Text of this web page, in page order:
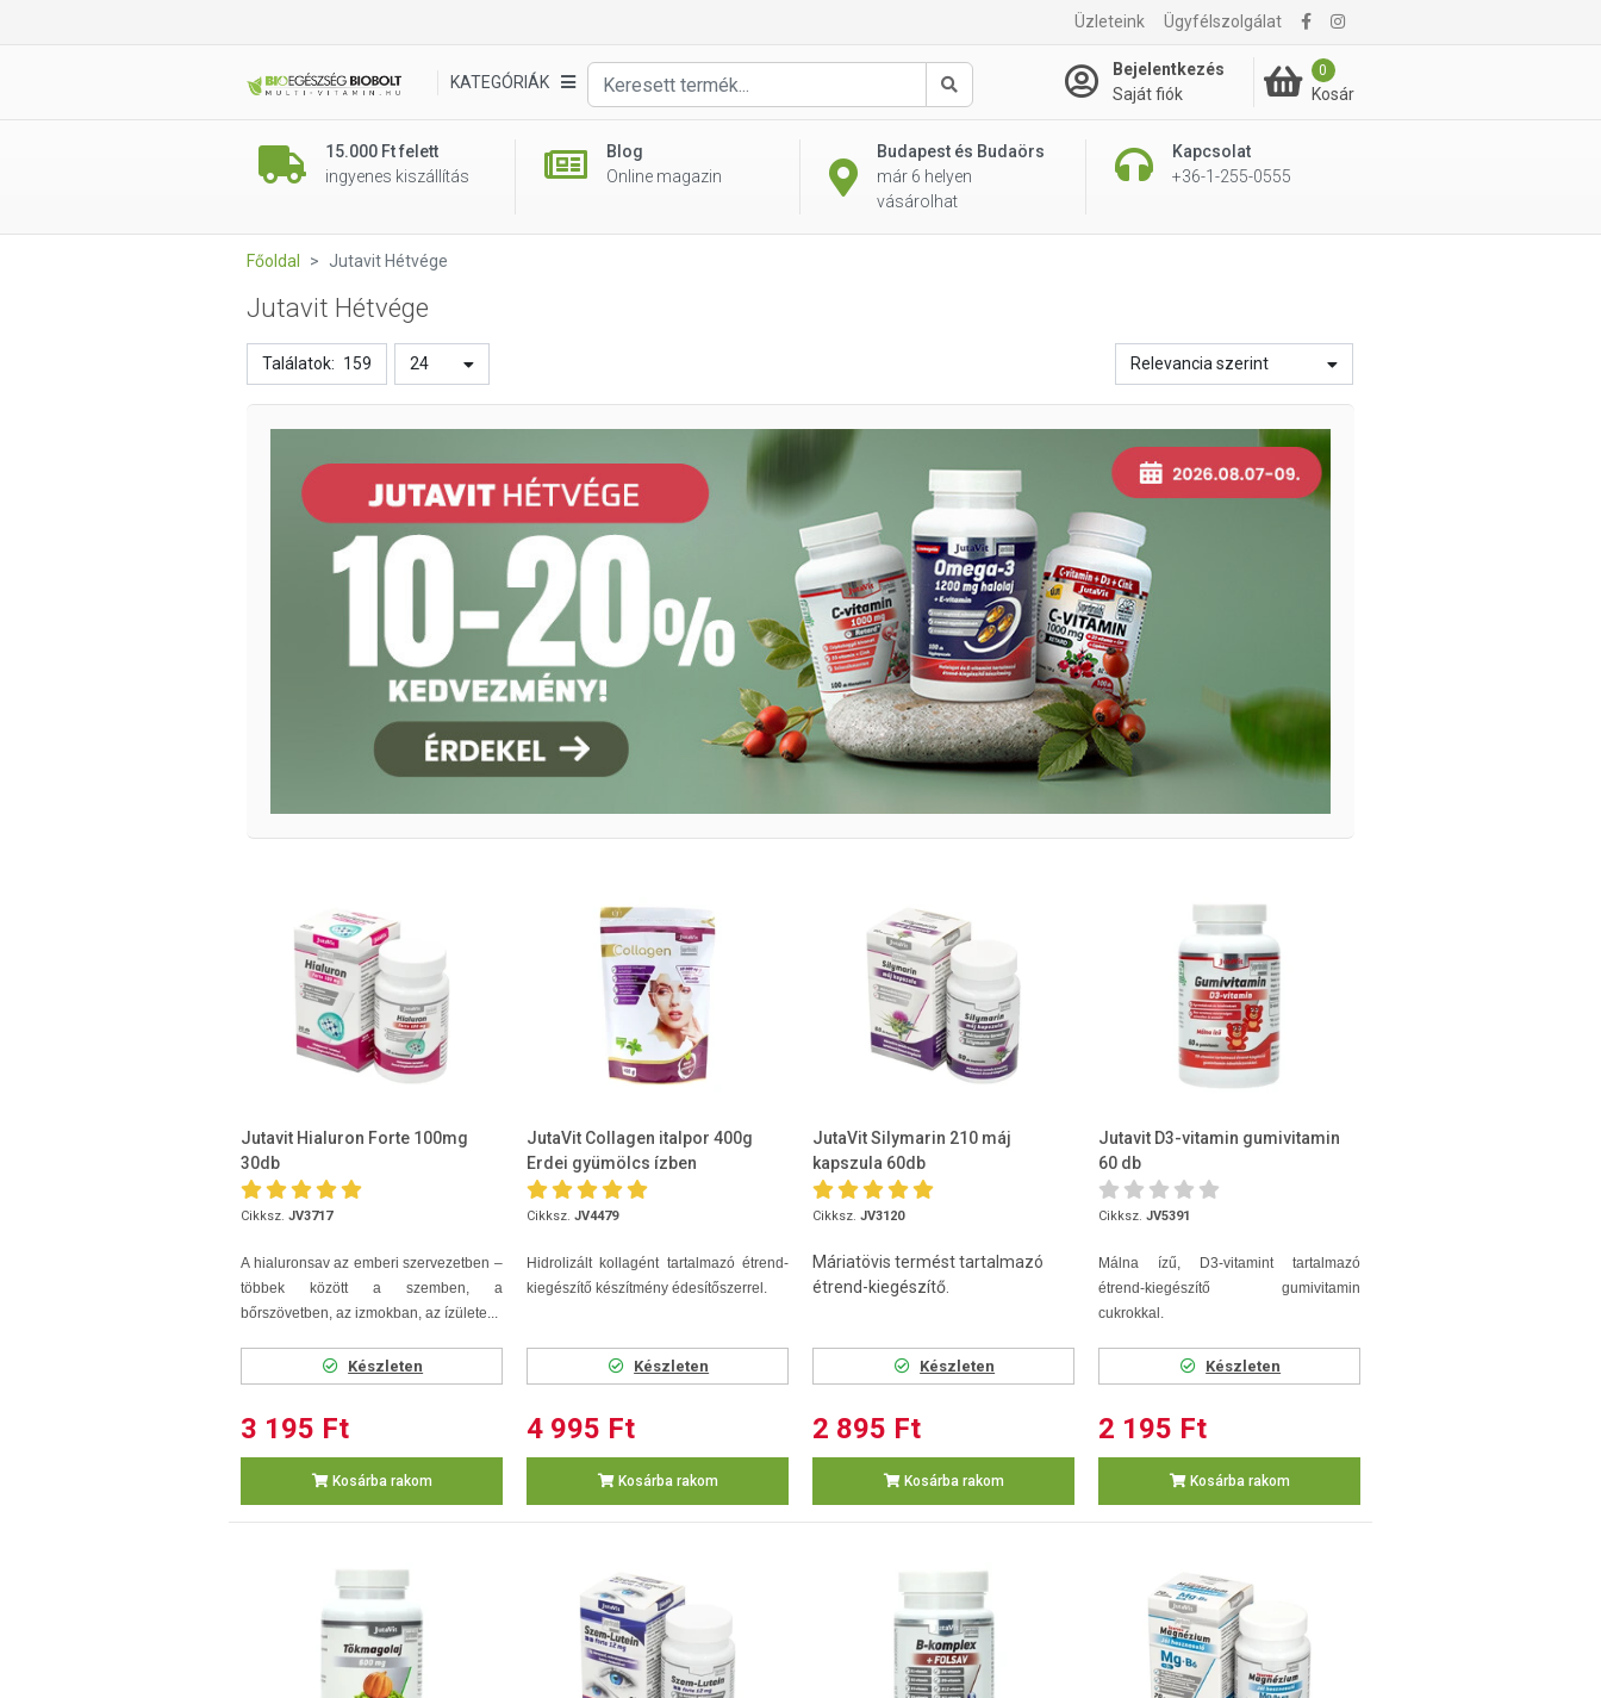
Üzleteink Ügyfélszolgálat
KATEGÓRIÁK
Keresés
Bejelentkezés
Saját fiók
0
Kosár
15.000 Ft felett
ingyenes kiszállítás
Blog
Online magazin
Budapest és Budaörs
már 6 helyen
vásárolhat
Kapcsolat
+36-1-255-0555
Főoldal Jutavit Hétvége
Jutavit Hétvége
Találatok: 159 24 Relevancia szerint
Jutavit Hialuron Forte 100mg
30db
Cikksz. JV3717
A hialuronsav az emberi szervezetben –
többek között a szemben, a
bőrszövetben, az izmokban, az ízülete...
Készleten
3 195 Ft
Kosárba rakom
JutaVit Collagen italpor 400g
Erdei gyümölcs ízben
Cikksz. JV4479
Hidrolizált kollagént tartalmazó étrend-
kiegészítő készítmény édesítőszerrel.
Készleten
4 995 Ft
Kosárba rakom
JutaVit Silymarin 210 máj
kapszula 60db
Cikksz. JV3120
Máriatövis termést tartalmazó
étrend-kiegészítő.
Készleten
2 895 Ft
Kosárba rakom
Jutavit D3-vitamin gumivitamin
60 db
Cikksz. JV5391
Málna ízű, D3-vitamint tartalmazó
étrend-kiegészítő gumivitamin
cukrokkal.
Készleten
2 195 Ft
Kosárba rakom